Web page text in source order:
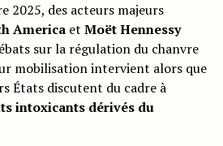
2025, des acteurs majeurs
Americaet Moët Hennessy
sur la régulation du chanvre
mobilisation intervient alors que
États discutent du cadre à
intoxicants dérivés du